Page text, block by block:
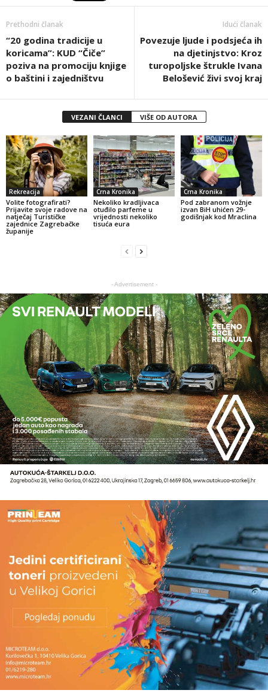
Prethodni članak
“20 godina tradicije u
koricama”: KUD “Čiče”
poziva na promociju knjige
o baštini i zajedništvu
Idući članak
Povezuje ljude i podsjeća ih
na djetinjstvo: Kroz
turopoljske štrukle Ivana
Belošević živi svoj kraj
VEZANI ČLANCI VIŠE OD AUTORA
Rekreacija
Volite fotografirati?
Prijavite svoje radove na
natječaj Turističke
zajednice Zagrebačke
županije
Crna Kronika
Nekoliko kradljivaca
otuđilo parfeme u
vrijednosti nekoliko
tisuća eura
Crna Kronika
Pod zabranom vožnje
izvan BiH uhićen 29-
godišnjak kod Mraclina
- Advertisement -